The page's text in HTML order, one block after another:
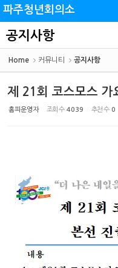
파주청년회의소
공지사항
Home 커뮤니티 공지사항
제 21회 코스모스 가
홈피운영자 조회 수 4039 추천 수 0